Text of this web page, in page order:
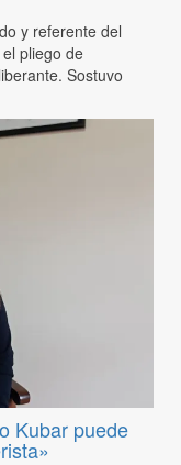
y referente del
pliego de
Sostuvo
Kubar puede